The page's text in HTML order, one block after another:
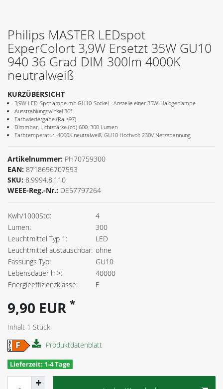
Philips MASTER LEDspot
ExperColort 3,9W Ersetzt 35W GU10
940 36 Grad DIM 300lm 4000K
neutralweiß
KURZÜBERSICHT
3,9W LED-Spotlampe mit GU10-Sockel - Anstelle einer 35W-Halogenlampe
Ausstrahlungswinkel 36°
Farbwiedergabe (Ra >97)
Dimmbar, Lichtstärke (cd) 600, 300 Lumen
Farbtemperatur: 4000K neutralweiß, GU10 Hochvolt 230V Netzspannung
Artikelnummer: PH70759300
EAN: 8718696707593
SKU: 8.9994.8.110
WEEE-Reg.-Nr.: DE57797264
Kwh/1000Std:
4
Lumen:
300
Leuchtmittel Typ 1:
LED
Leuchtmittel austauschbar: ohne
Fassungs Typ:
GU10
Lebensdauer h >:
40000
Energieeffizienzklasse:
F
9,90 EUR *
Inhalt 1 Stück
Produktdatenblatt
Lieferzeit: 1-4 Tage